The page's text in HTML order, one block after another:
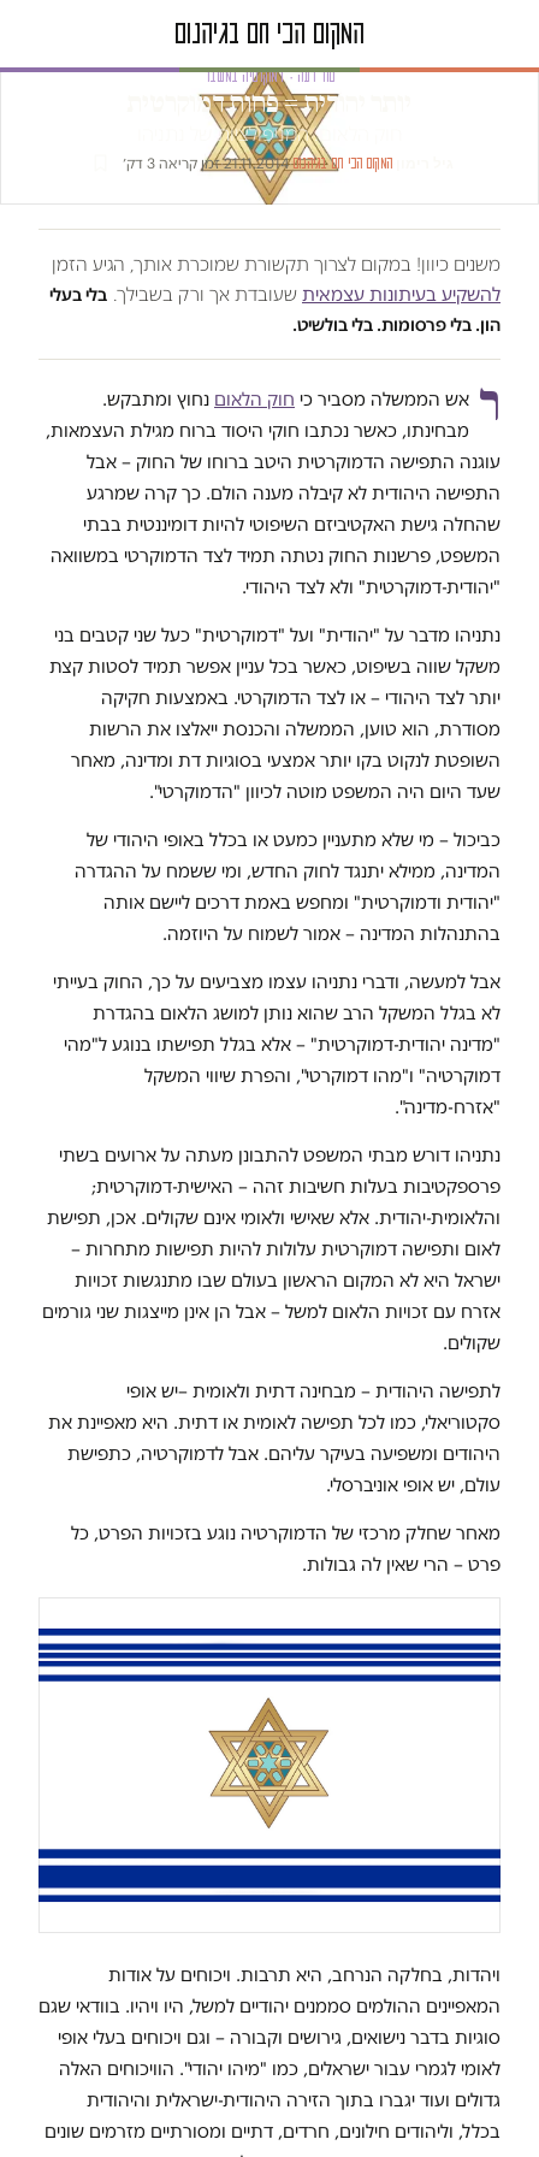
טור דעה · דמוקרטיה במשבר
יותר יהודית = פחות דמוקרטית
חוק הלאום: המניפולציות של נתניהו
·המקום הכי חם בגיהנום·
21.11.2014
·זמן קריאה 3 דק׳
משנים כיוון! במקום לצרוך תקשורת שמוכרת אותך, הגיע הזמן
להשקיע בעיתונות עצמאית שעובדת אך ורק בשבילך. בלי בעלי
הון. בלי פרסומות. בלי בולשיט.
ר אש הממשלה מסביר כי חוק הלאום נחוץ ומתבקש.
מבחינתו, כאשר נכתבו חוקי היסוד ברוח מגילת העצמאות,
עוגנה התפישה הדמוקרטית היטב ברוחו של החוק – אבל
התפישה היהודית לא קיבלה מענה הולם. כך קרה שמרגע
שהחלה גישת האקטיביזם השיפוטי להיות דומיננטית בבתי
המשפט, פרשנות החוק נטתה תמיד לצד הדמוקרטי במשוואה
"יהודית-דמוקרטית" ולא לצד היהודי.
נתניהו מדבר על "יהודית" ועל "דמוקרטית" כעל שני קטבים בני
משקל שווה בשיפוט, כאשר בכל עניין אפשר תמיד לסטות קצת
יותר לצד היהודי – או לצד הדמוקרטי. באמצעות חקיקה
מסודרת, הוא טוען, הממשלה והכנסת ייאלצו את הרשות
השופטת לנקוט בקו יותר אמצעי בסוגיות דת ומדינה, מאחר
שעד היום היה המשפט מוטה לכיוון "הדמוקרטי".
כביכול – מי שלא מתעניין כמעט או בכלל באופי היהודי של
המדינה, ממילא יתנגד לחוק החדש, ומי ששמח על ההגדרה
"יהודית ודמוקרטית" ומחפש באמת דרכים ליישם אותה
בהתנהלות המדינה – אמור לשמוח על היוזמה.
אבל למעשה, ודברי נתניהו עצמו מצביעים על כך, החוק בעייתי
לא בגלל המשקל הרב שהוא נותן למושג הלאום בהגדרת
"מדינה יהודית-דמוקרטית" – אלא בגלל תפישתו בנוגע ל"מהי
דמוקרטיה" ו"מהו דמוקרטי", והפרת שיווי המשקל
"אזרח-מדינה".
נתניהו דורש מבתי המשפט להתבונן מעתה על ארועים בשתי
פרספקטיבות בעלות חשיבות זהה – האישית-דמוקרטית;
והלאומית-יהודית. אלא שאישי ולאומי אינם שקולים. אכן, תפישת
לאום ותפישה דמוקרטית עלולות להיות תפישות מתחרות –
ישראל היא לא המקום הראשון בעולם שבו מתנגשות זכויות
אזרח עם זכויות הלאום למשל – אבל הן אינן מייצגות שני גורמים
שקולים.
לתפישה היהודית – מבחינה דתית ולאומית –יש אופי
סקטוריאלי, כמו לכל תפישה לאומית או דתית. היא מאפיינת את
היהודים ומשפיעה בעיקר עליהם. אבל לדמוקרטיה, כתפישת
עולם, יש אופי אוניברסלי.
מאחר שחלק מרכזי של הדמוקרטיה נוגע בזכויות הפרט, כל
פרט – הרי שאין לה גבולות.
ויהדות, בחלקה הנרחב, היא תרבות. ויכוחים על אודות
המאפיינים ההולמים סממנים יהודיים למשל, היו ויהיו. בוודאי שגם
סוגיות בדבר נישואים, גירושים וקבורה – וגם ויכוחים בעלי אופי
לאומי לגמרי עבור ישראלים, כמו "מיהו יהודי". הוויכוחים האלה
גדולים ועוד יגברו בתוך הזירה היהודית-ישראלית והיהודית
בכלל, וליהודים חילונים, חרדים, דתיים ומסורתיים מזרמים שונים